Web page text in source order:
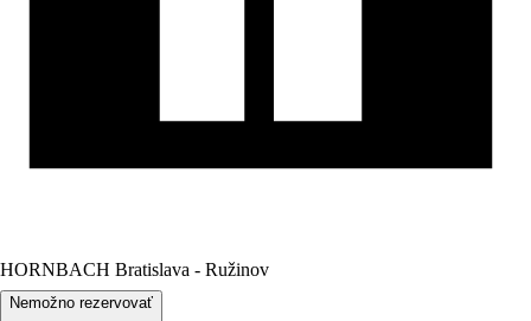
HORNBACH Bratislava - Ružinov
Nemožno rezervovať